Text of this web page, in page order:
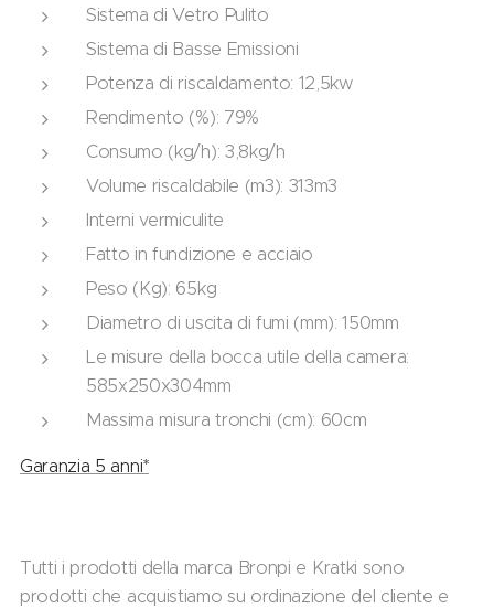
Sistema di Vetro Pulito
Sistema di Basse Emissioni
Potenza di riscaldamento: 12,5kw
Rendimento (%): 79%
Consumo (kg/h): 3,8kg/h
Volume riscaldabile (m3): 313m3
Interni vermiculite
Fatto in fundizione e acciaio
Peso (Kg): 65kg
Diametro di uscita di fumi (mm): 150mm
Le misure della bocca utile della camera:
585x250x304mm
Massima misura tronchi (cm): 60cm
Garanzia 5 anni*
Tutti i prodotti della marca Bronpi e Kratki sono
prodotti che acquistiamo su ordinazione del cliente e